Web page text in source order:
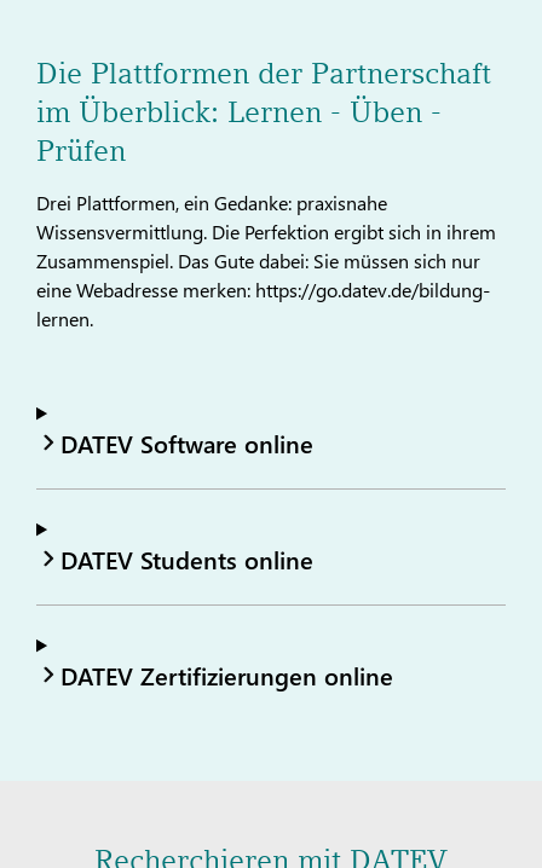
Die Plattformen der Partnerschaft
im Überblick: Lernen - Üben -
Prüfen
Drei Plattformen, ein Gedanke: praxisnahe
Wissensvermittlung. Die Perfektion ergibt sich in ihrem
Zusammenspiel. Das Gute dabei: Sie müssen sich nur
eine Webadresse merken: https://go.datev.de/bildung-
lernen.
DATEV Software online
DATEV Students online
DATEV Zertifizierungen online
Recherchieren mit DATEV